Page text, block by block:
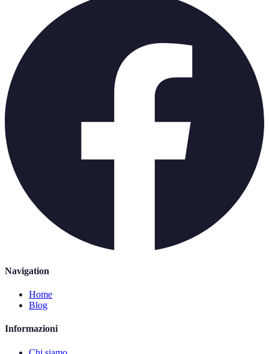
Navigation
Home
Blog
Informazioni